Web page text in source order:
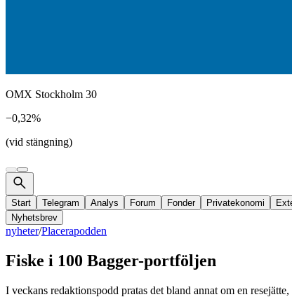
OMX Stockholm 30
−0,32%
(vid stängning)
Start Telegram Analys Forum Fonder Privatekonomi
Nyhetsbrev
nyheter/Placerapodden
Fiske i 100 Bagger-portföljen
I veckans redaktionspodd pratas det bland annat om en